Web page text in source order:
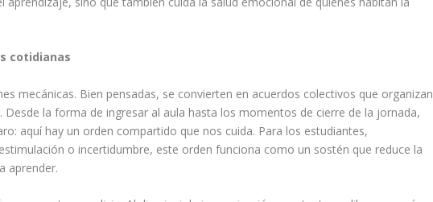
cotidianas
mecánicas. Bien pensadas, se convierten en acuerdos colectivos que organizan
Desde la forma de ingresar al aula hasta los momentos de cierre de la jornada,
aquí hay un orden compartido que nos cuida. Para los estudiantes,
o incertidumbre, este orden funciona como un sostén que reduce la
aprender.